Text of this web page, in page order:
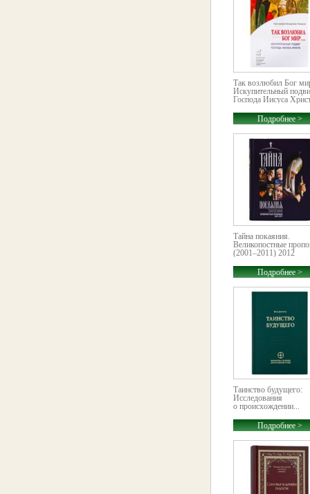
Так возлюбил Бог
Искупительный
Господа Иисуса
Подробнее >
Тайна покаяния.
Великопостные
(2001–2011) 2012
Подробнее >
Таинство будущего:
Исследования
о происхождении...
Подробнее >